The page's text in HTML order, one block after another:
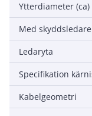
Ytterdiameter (ca)
Med skyddsledare
Ledaryta
Kabelgeometri